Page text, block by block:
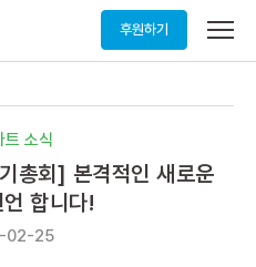
후원하기
메
열
트 소식
총회] 본격적인 새로운
합니다!
02-25